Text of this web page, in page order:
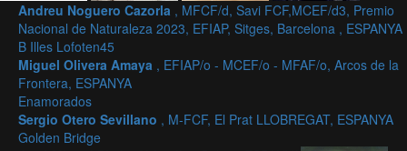
Andreu Noguero Cazorla , MFCF/d, Savi FCF,MCEF/d3, Premio
Nacional de Naturaleza 2023, EFIAP, Sitges, Barcelona , ESPANYA
B Illes Lofoten45
Miguel Olivera Amaya , EFIAP/o - MCEF/o - MFAF/o, Arcos de la
Frontera, ESPANYA
Enamorados
Sergio Otero Sevillano , M-FCF, El Prat LLOBREGAT, ESPANYA
Golden Bridge